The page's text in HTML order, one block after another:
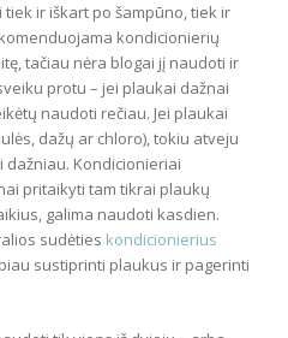
ir iškart po šampūno, tiek ir
kondicionierių
tačiau nėra blogai jį naudoti ir
protu – jei plaukai dažnai
naudoti rečiau. Jei plaukai
dažų ar chloro), tokiu atveju
Kondicionieriai
pritaikyti tam tikrai plaukų
galima naudoti kasdien.
sudėties kondicionierius
sustiprinti plaukus ir pagerinti